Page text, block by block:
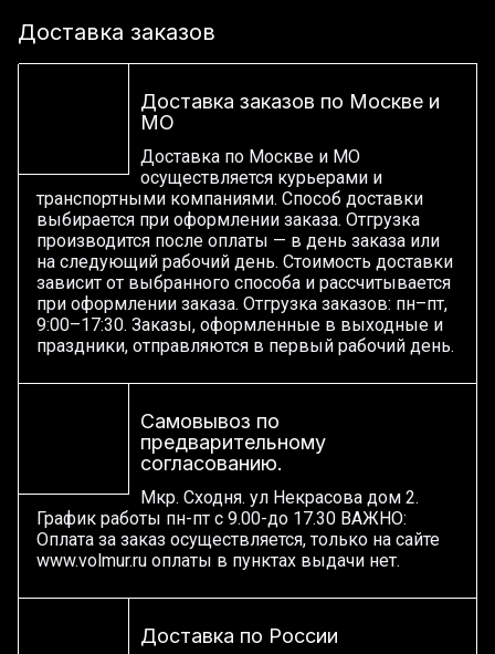
Доставка заказов
Доставка заказов по Москве и
МО
Доставка по Москве и МО
осуществляется курьерами и
транспортными компаниями. Способ доставки
выбирается при оформлении заказа. Отгрузка
производится после оплаты — в день заказа или
на следующий рабочий день. Стоимость доставки
зависит от выбранного способа и рассчитывается
при оформлении заказа. Отгрузка заказов: пн–пт,
9:00–17:30. Заказы, оформленные в выходные и
праздники, отправляются в первый рабочий день.
Самовывоз по
предварительному
согласованию.
Мкр. Сходня. ул Некрасова дом 2.
График работы пн-пт с 9.00-до 17.30 ВАЖНО:
Оплата за заказ осуществляется, только на сайте
www.volmur.ru оплаты в пунктах выдачи нет.
Доставка по России